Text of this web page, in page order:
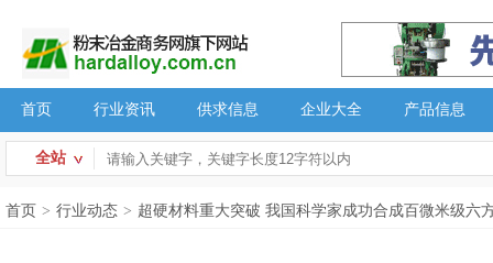
首页 行业资讯 供求信息 企业大全 产品信息
全站
首页 > 行业动态 > 超硬材料重大突破 我国科学家成功合成百微米级六